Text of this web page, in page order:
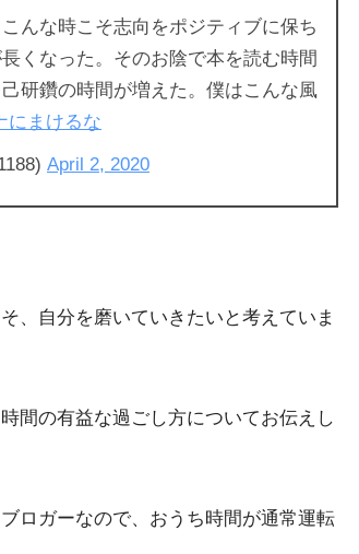
んな時こそ志向をポジティブに保ち
くなった。そのお陰で本を読む時間
研鑽の時間が増えた。僕はこんな風
にまけるな
April 2, 2020
、自分を磨いていきたいと考えていま
間の有益な過ごし方についてお伝えし
ロガーなので、おうち時間が通常運転